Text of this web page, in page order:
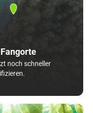
noch schneller